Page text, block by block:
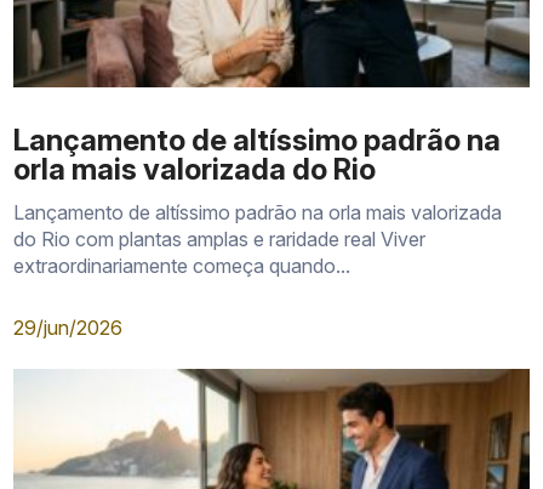
Lançamento de altíssimo padrão na
orla mais valorizada do Rio
Lançamento de altíssimo padrão na orla mais valorizada
do Rio com plantas amplas e raridade real Viver
extraordinariamente começa quando...
29/jun/2026